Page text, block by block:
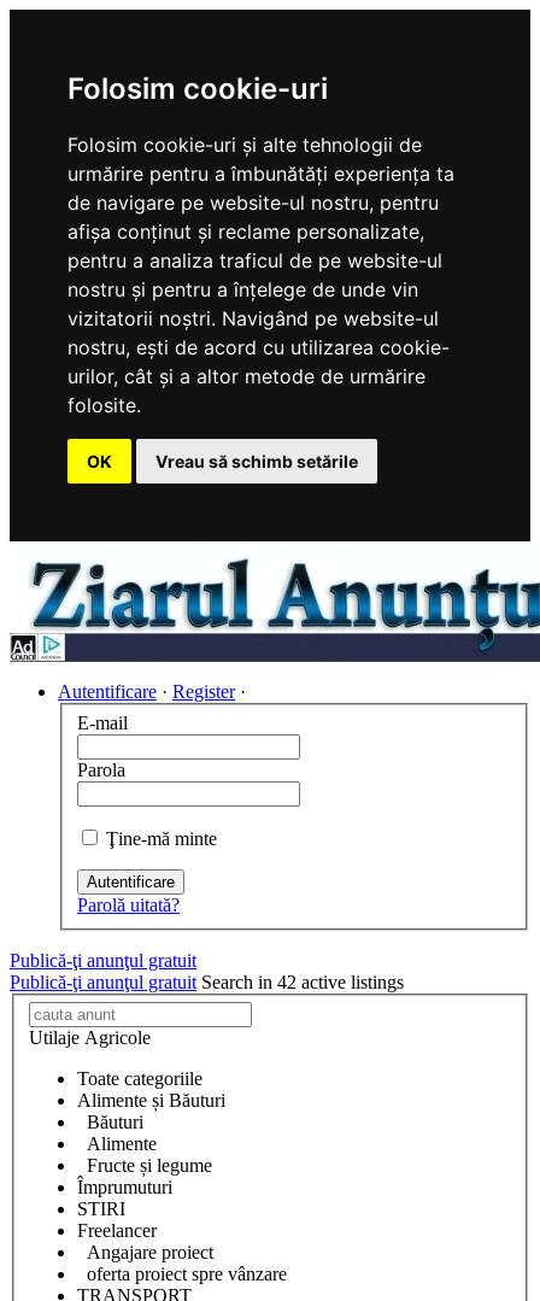
Folosim cookie-uri
Folosim cookie-uri și alte tehnologii de
urmărire pentru a îmbunătăți experiența ta
de navigare pe website-ul nostru, pentru
afișa conținut și reclame personalizate,
pentru a analiza traficul de pe website-ul
nostru și pentru a înțelege de unde vin
vizitatorii noștri. Navigând pe website-ul
nostru, ești de acord cu utilizarea cookie-
urilor, cât și a altor metode de urmărire
folosite.
OK Vreau să schimb setările
Autentificare · Register ·
E-mail
Parola
Ţine-mă minte
Autentificare
Parolă uitată?
Publică-ţi anunţul gratuit
Publică-ţi anunţul gratuit Search in 42 active listings
Utilaje Agricole
Toate categoriile
Alimente și Băuturi
Băuturi
Alimente
Fructe și legume
Împrumuturi
STIRI
Freelancer
Angajare proiect
oferta proiect spre vânzare
TRANSPORT